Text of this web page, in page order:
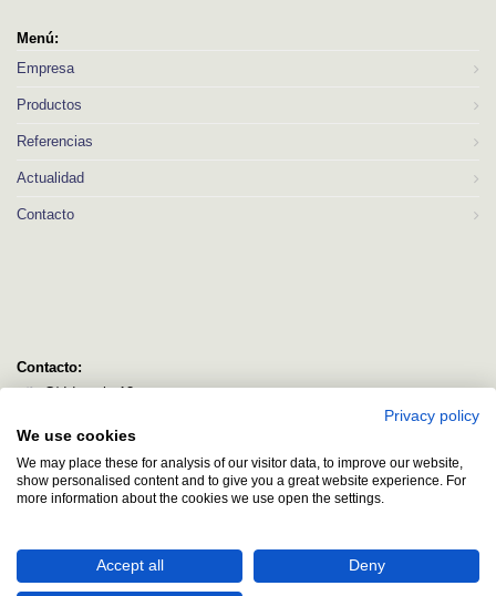
Menú:
Empresa
Productos
Referencias
Actualidad
Contacto
Contacto:
C/ Idorsolo 13
Bizkaia
logitec@logitecsl.net
+34 944 544 580
Privacy policy
We use cookies
We may place these for analysis of our visitor data, to improve our website,
show personalised content and to give you a great website experience. For
more information about the cookies we use open the settings.
Accept all Deny